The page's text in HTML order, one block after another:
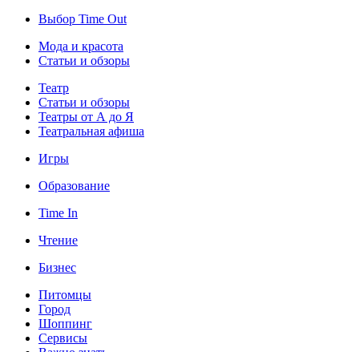
Выбор Time Out
Мода и красота
Статьи и обзоры
Театр
Статьи и обзоры
Театры от А до Я
Театральная афиша
Игры
Образование
Time In
Чтение
Бизнес
Питомцы
Город
Шоппинг
Сервисы